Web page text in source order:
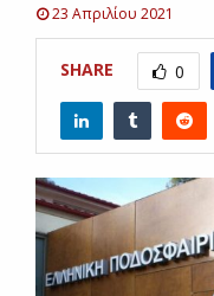
23 Απριλίου 2021
SHARE 0